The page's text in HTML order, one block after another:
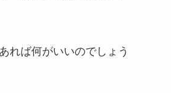
れば何がいいのでしょう